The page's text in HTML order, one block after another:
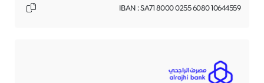
IBAN : SA71 8000 0255 6080 10644559